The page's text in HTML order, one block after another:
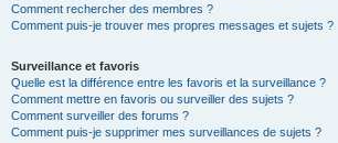
Comment rechercher des membres ?
Comment puis-je trouver mes propres messages et sujets ?
Surveillance et favoris
Quelle est la différence entre les favoris et la surveillance ?
Comment mettre en favoris ou surveiller des sujets ?
Comment surveiller des forums ?
Comment puis-je supprimer mes surveillances de sujets ?